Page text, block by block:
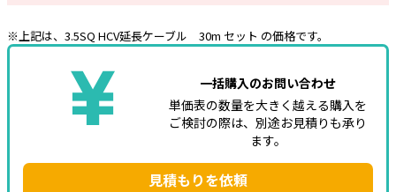
※上記は、3.5SQ HCV延長ケーブル 30m セット の価格です。
一括購入のお問い合わせ
単価表の数量を大きく越える購入を
ご検討の際は、別途お見積りも承り
ます。
見積もりを依頼